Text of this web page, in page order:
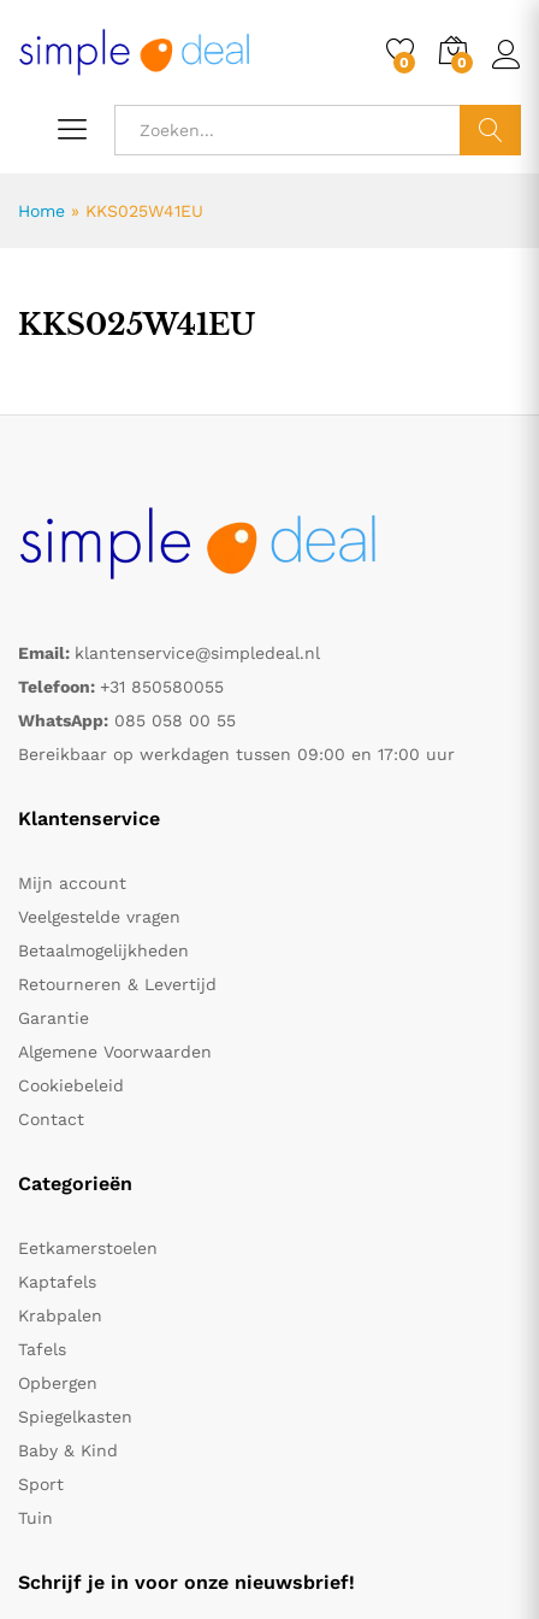
0 0
Home » KKS025W41EU
KKS025W41EU
Email: klantenservice@simpledeal.nl
Telefoon: +31 850580055
WhatsApp: 085 058 00 55
Bereikbaar op werkdagen tussen 09:00 en 17:00 uur
Klantenservice
Mijn account
Veelgestelde vragen
Betaalmogelijkheden
Retourneren & Levertijd
Garantie
Algemene Voorwaarden
Cookiebeleid
Contact
Categorieën
Eetkamerstoelen
Kaptafels
Krabpalen
Tafels
Opbergen
Spiegelkasten
Baby & Kind
Sport
Tuin
Schrijf je in voor onze nieuwsbrief!